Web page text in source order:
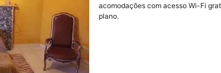
acomodações com acesso Wi-Fi
plano.